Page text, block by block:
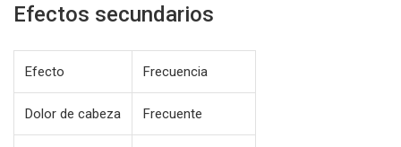
Efectos secundarios
Efecto Frecuencia
Dolor de cabeza Frecuente